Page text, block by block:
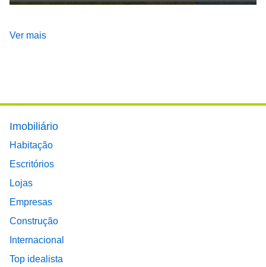
Ver mais
Footer main menu
Imobiliário
Habitação
Escritórios
Lojas
Empresas
Construção
Internacional
Top idealista